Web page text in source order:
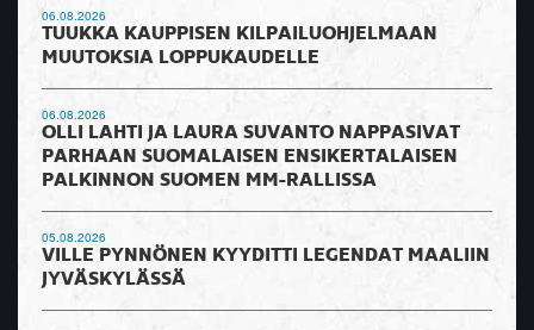
06.08.2026
TUUKKA KAUPPISEN KILPAILUOHJELMAAN
MUUTOKSIA LOPPUKAUDELLE
06.08.2026
OLLI LAHTI JA LAURA SUVANTO NAPPASIVAT
PARHAAN SUOMALAISEN ENSIKERTALAISEN
PALKINNON SUOMEN MM-RALLISSA
05.08.2026
VILLE PYNNÖNEN KYYDITTI LEGENDAT MAALIIN
JYVÄSKYLÄSSÄ